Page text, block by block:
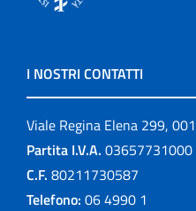
I NOSTRI CONTATTI
Viale Regina Elena 299,
Partita I.V.A. 03657731000
C.F. 80211730587
Telefono: 06 4990 1